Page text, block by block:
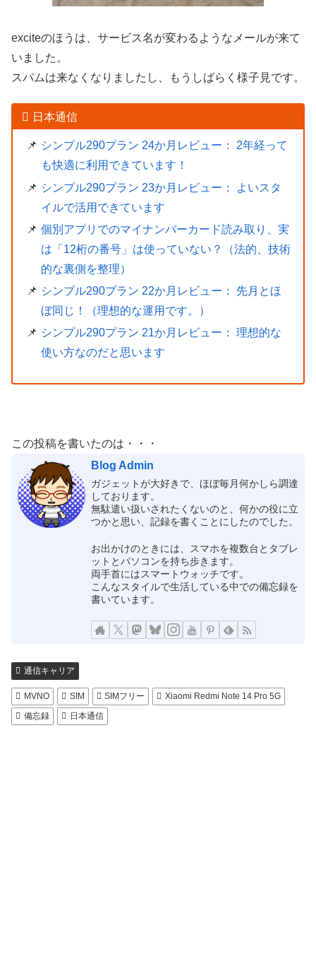
exciteのほうは、サービス名が変わるようなメールが来て
いました。
スパムは来なくなりましたし、もうしばらく様子見です。
日本通信
シンプル290プラン 24か月レビュー： 2年経って
も快適に利用できています！
シンプル290プラン 23か月レビュー： よいスタ
イルで活用できています
個別アプリでのマイナンバーカード読み取り、実
は「12桁の番号」は使っていない？（法的、技術
的な裏側を整理）
シンプル290プラン 22か月レビュー： 先月とほ
ぼ同じ！（理想的な運用です。）
シンプル290プラン 21か月レビュー： 理想的な
使い方なのだと思います
この投稿を書いたのは・・・
Blog Admin
ガジェットが大好きで、ほぼ毎月何かしら調達
しております。
無駄遣い扱いされたくないのと、何かの役に立
つかと思い、記録を書くことにしたのでした。
お出かけのときには、スマホを複数台とタブレ
ットとパソコンを持ち歩きます。
両手首にはスマートウォッチです。
こんなスタイルで生活している中での備忘録を
書いています。
通信キャリア
MVNO SIM SIMフリー
Xiaomi Redmi Note 14 Pro 5G
備忘録
日本通信